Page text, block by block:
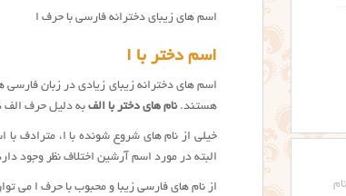
اسم های زیبای دخترانه فارسی با حرف ا
اسم دختر با ا
اسم های دخترانه زیبای زیادی در زبان فارسی
هستند. نام های دختر با الف به دلیل حرف الف
خیلی از نام های شروع شونده با ا، مترادف
البته در مورد اسم آرشین اختلاف نظر وجود
از نام های فارسی زیبا و محبوب با حرف ا می